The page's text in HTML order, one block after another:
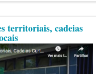
territoriais, cadeias